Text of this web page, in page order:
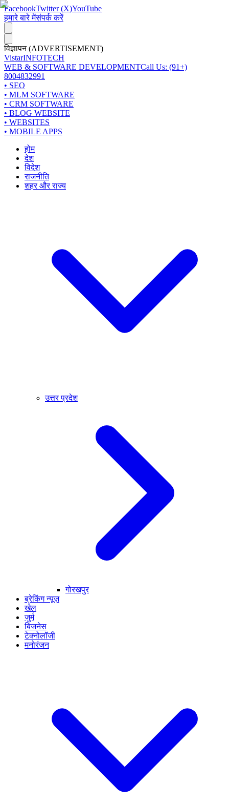
FacebookTwitter (X)YouTube
हमारे बारे मेंसंपर्क करें
विज्ञापन (ADVERTISEMENT)
VistarINFOTECH
WEB & SOFTWARE DEVELOPMENTCall Us: (91+)
8004832991
• SEO
• MLM SOFTWARE
• CRM SOFTWARE
• BLOG WEBSITE
• WEBSITES
• MOBILE APPS
होम
देश
विदेश
राजनीति
शहर और राज्य
उत्तर प्रदेश
गोरखपुर
ब्रेकिंग न्यूज़
खेल
जुर्म
बिजनेस
टेक्नोलॉजी
मनोरंजन